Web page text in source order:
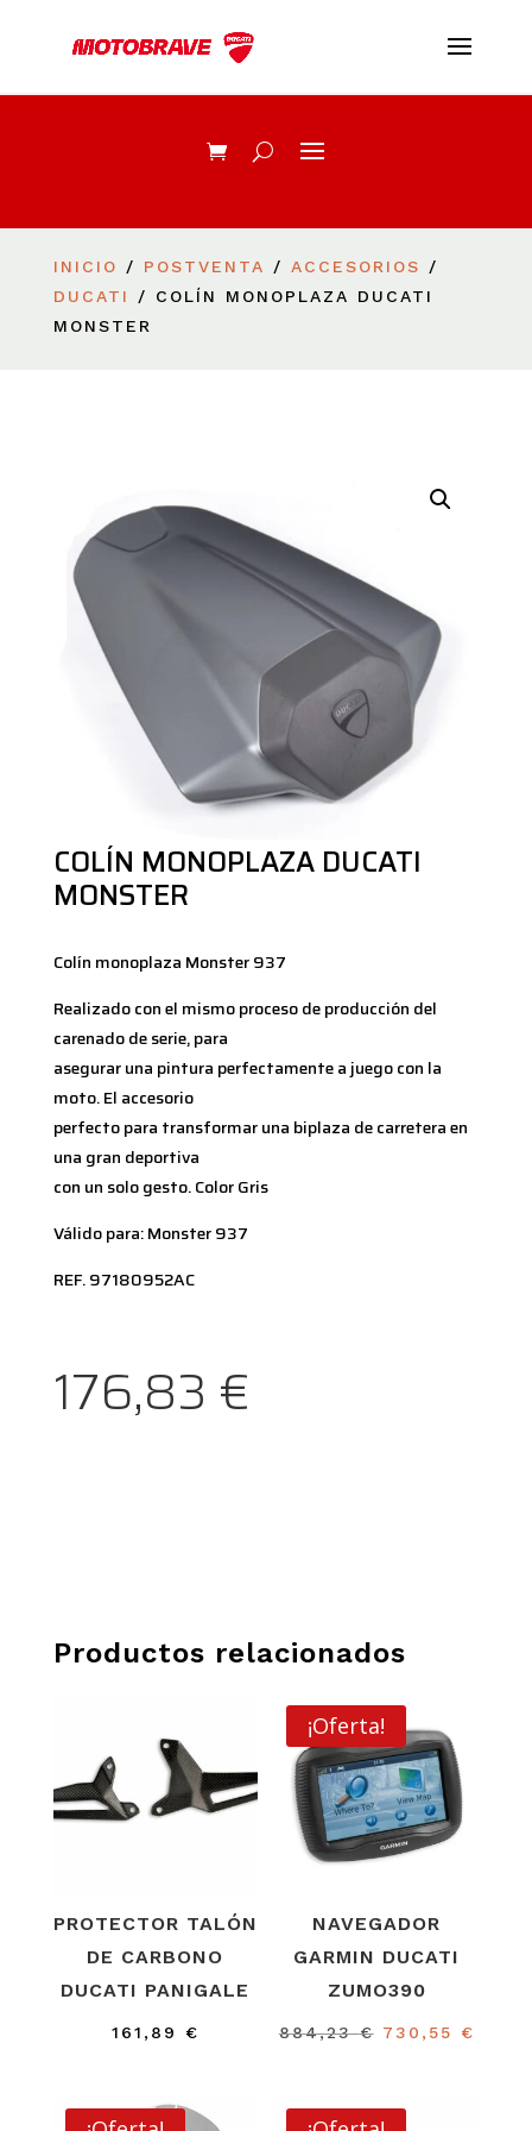
INICIO / POSTVENTA / ACCESORIOS
/
DUCATI
/ COLÍN MONOPLAZA DUCATI
MONSTER
COLÍN MONOPLAZA DUCATI
MONSTER
Colín monoplaza Monster 937
Realizado con el mismo proceso de producción del
carenado de serie, para
asegurar una pintura perfectamente a juego con la
moto. El accesorio
perfecto para transformar una biplaza de carretera en
una gran deportiva
con un solo gesto. Color Gris
Válido para: Monster 937
REF. 97180952AC
176,83 €
Productos relacionados
PROTECTOR TALÓN
DE CARBONO
DUCATI PANIGALE
161,89 €
¡Oferta!
NAVEGADOR
GARMIN DUCATI
ZUMO390
884,23€ El
era:
730,55 €